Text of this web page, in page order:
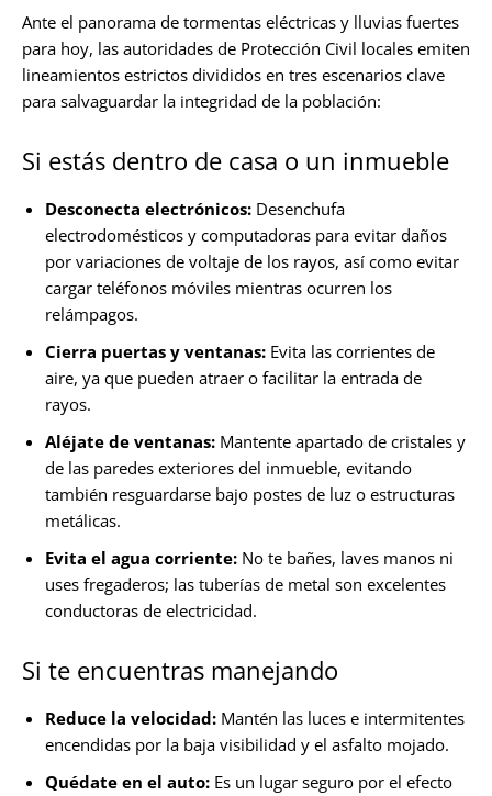
Ante el panorama de tormentas eléctricas y lluvias fuertes
para hoy, las autoridades de Protección Civil locales emiten
lineamientos estrictos divididos en tres escenarios clave
para salvaguardar la integridad de la población:
Si estás dentro de casa o un inmueble
Desconecta electrónicos: Desenchufa
electrodomésticos y computadoras para evitar daños
por variaciones de voltaje de los rayos, así como evitar
cargar teléfonos móviles mientras ocurren los
relámpagos.
Cierra puertas y ventanas: Evita las corrientes de
aire, ya que pueden atraer o facilitar la entrada de
rayos.
Aléjate de ventanas: Mantente apartado de cristales y
de las paredes exteriores del inmueble, evitando
también resguardarse bajo postes de luz o estructuras
metálicas.
Evita el agua corriente: No te bañes, laves manos ni
uses fregaderos; las tuberías de metal son excelentes
conductoras de electricidad.
Si te encuentras manejando
Reduce la velocidad: Mantén las luces e intermitentes
encendidas por la baja visibilidad y el asfalto mojado.
Quédate en el auto: Es un lugar seguro por el efecto